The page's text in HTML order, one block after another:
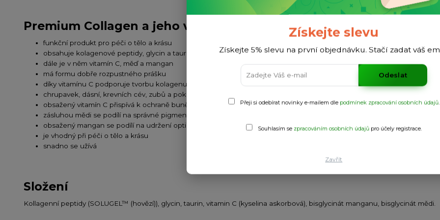
Premium Collagen a jeho výhody
funkční produkt pro péči o tělo a krásu
obsahuje kolagenové peptidy, glycin a taurin
dále je v něm vitamín C, měď a mangan
má formu dobře rozpustného prášku
díky vitamínu C podporuje tvorbu kolagenu pro správnou funkci kostí,
chrupavek, dásní, krevních cév, zubů a pokožky
obsažený vitamín C přispívá k ochraně buněk před oxidačním stresem
zásluhou mědi se podílí na správné pigmentaci vlasů a pokožky
obsažený mangan se podílí na udržení optimálního stavu pojivových tkání
je vhodný při péči o tělo a krásu
snadno se užívá
Složení
Kollagenní peptidy (SOLUGEL™ (hovězí)), glycin, taurin, vitamin C (kyselina askorbová), bisglycinát manganu, bisglycinát mědi.
Získejte slevu
Získejte 5% slevu na první objednávku. Stačí zadat váš
Odeslat
Přeji si odebírat novinky e-mailem dle podmínek zpracování osobních údajů.
Souhlasím se zpracováním osobních údajůpro účely registrace.
Zavřít